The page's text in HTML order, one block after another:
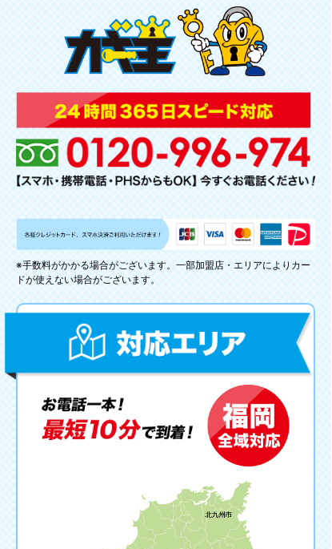
※手数料がかかる場合がございます。一部加盟店・エリアによりカー
ドが使えない場合がございます。